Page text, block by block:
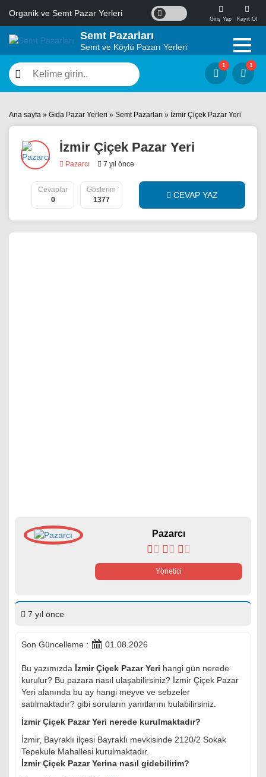
Organik ve Semt Pazar Yerleri
Giriş Yap Kayıt Ol
Semt Pazarları
Semt ve Köylü Pazarı Yerleri
Ana sayfa » Gıda Pazar Yerleri » Semt Pazarları » İzmir Çiçek Pazar Yeri
İzmir Çiçek Pazar Yeri
Pazarcı 7 yıl önce
Cevaplar
0
Gösterim
1377
CEVAP YAZ
Pazarcı
Yönetici
7 yıl önce
Son Güncelleme : 01.08.2026
Bu yazımızda İzmir Çiçek Pazar Yeri hangi gün nerede
kurulur? Bu pazara nasıl ulaşabilirsiniz? İzmir Çiçek Pazar
Yeri alanında bu ay hangi meyve ve sebzeler
satılmaktadır? gibi soruların yanıtlarını bulabilirsiniz.
İzmir Çiçek Pazar Yeri nerede kurulmaktadır?
İzmir, Bayraklı ilçesi Bayraklı mevkisinde 2120/2 Sokak
Tepekule Mahallesi kurulmaktadır.
İzmir Çiçek Pazar Yerina nasıl gidebilirim?